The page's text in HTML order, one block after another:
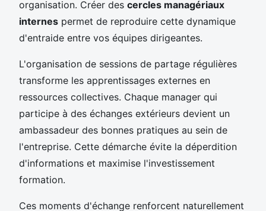
organisation. Créer des cercles managériaux
internes permet de reproduire cette dynamique
d'entraide entre vos équipes dirigeantes.
L'organisation de sessions de partage régulières
transforme les apprentissages externes en
ressources collectives. Chaque manager qui
participe à des échanges extérieurs devient un
ambassadeur des bonnes pratiques au sein de
l'entreprise. Cette démarche évite la déperdition
d'informations et maximise l'investissement
formation.
Ces moments d'échange renforcent naturellement